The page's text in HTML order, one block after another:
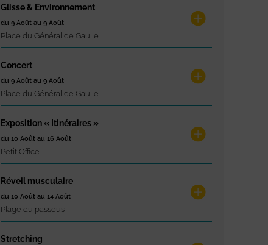
Glisse & Environnement
du 9 Août au 9 Août
Place du Général de Gaulle
Concert
du 9 Août au 9 Août
Place du Général de Gaulle
Exposition « Itinéraires »
du 10 Août au 16 Août
Petit Office
Réveil musculaire
du 10 Août au 14 Août
Plage du passous
Stretching